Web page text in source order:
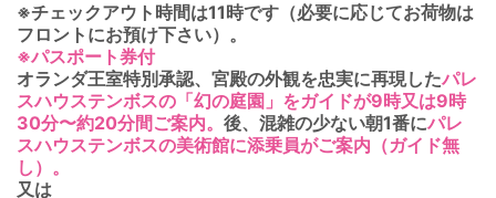
※チェックアウト時間は11時です（必要に応じてお荷物は
フロントにお預け下さい）。
※パスポート券付
オランダ王室特別承認、宮殿の外観を忠実に再現したパレ
スハウステンボスの「幻の庭園」をガイドが9時又は9時
30分〜約20分間ご案内。 後、混雑の少ない朝1番にパレ
スハウステンボスの美術館に添乗員がご案内（ガイド無
し）。
又は